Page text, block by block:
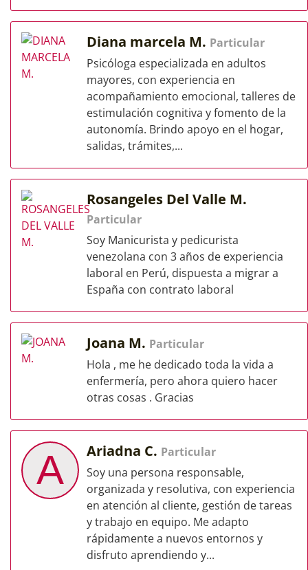
Diana marcela M. Particular
Psicóloga especializada en adultos
mayores, con experiencia en
acompañamiento emocional, talleres de
estimulación cognitiva y fomento de la
autonomía. Brindo apoyo en el hogar,
salidas, trámites,...
Rosangeles Del Valle M.
Particular
Soy Manicurista y pedicurista
venezolana con 3 años de experiencia
laboral en Perú, dispuesta a migrar a
España con contrato laboral
Joana M. Particular
Hola , me he dedicado toda la vida a
enfermería, pero ahora quiero hacer
otras cosas . Gracias
A Ariadna C. Particular
Soy una persona responsable,
organizada y resolutiva, con experiencia
en atención al cliente, gestión de tareas
y trabajo en equipo. Me adapto
rápidamente a nuevos entornos y
disfruto aprendiendo y...